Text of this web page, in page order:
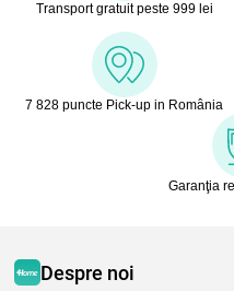
Transport gratuit peste 999 lei
7 828 puncte Pick-up in România
Garanţia
Despre noi